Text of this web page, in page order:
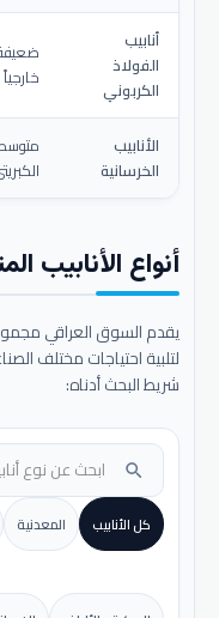
أنابيب
الفولاذ
الكربوني
الأنابيب
الخرسانية
أنواع الأنابيب
يقدم السوق العراقي
لتلبية احتياجات مختلف
شريط البحث أدناه:
search
كل الأنابيب المعدنية